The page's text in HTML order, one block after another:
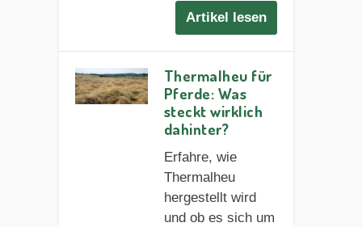
Artikel lesen
Thermalheu für
Pferde: Was
steckt wirklich
dahinter?
Erfahre, wie
Thermalheu
hergestellt wird
und ob es sich um